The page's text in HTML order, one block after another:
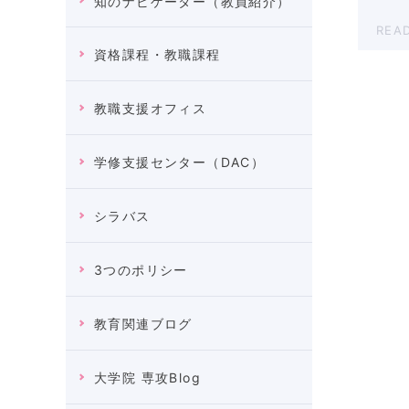
資格課程・教職課程
教職支援オフィス
学修支援センター（DAC）
シラバス
3つのポリシー
教育関連ブログ
大学院 専攻Blog